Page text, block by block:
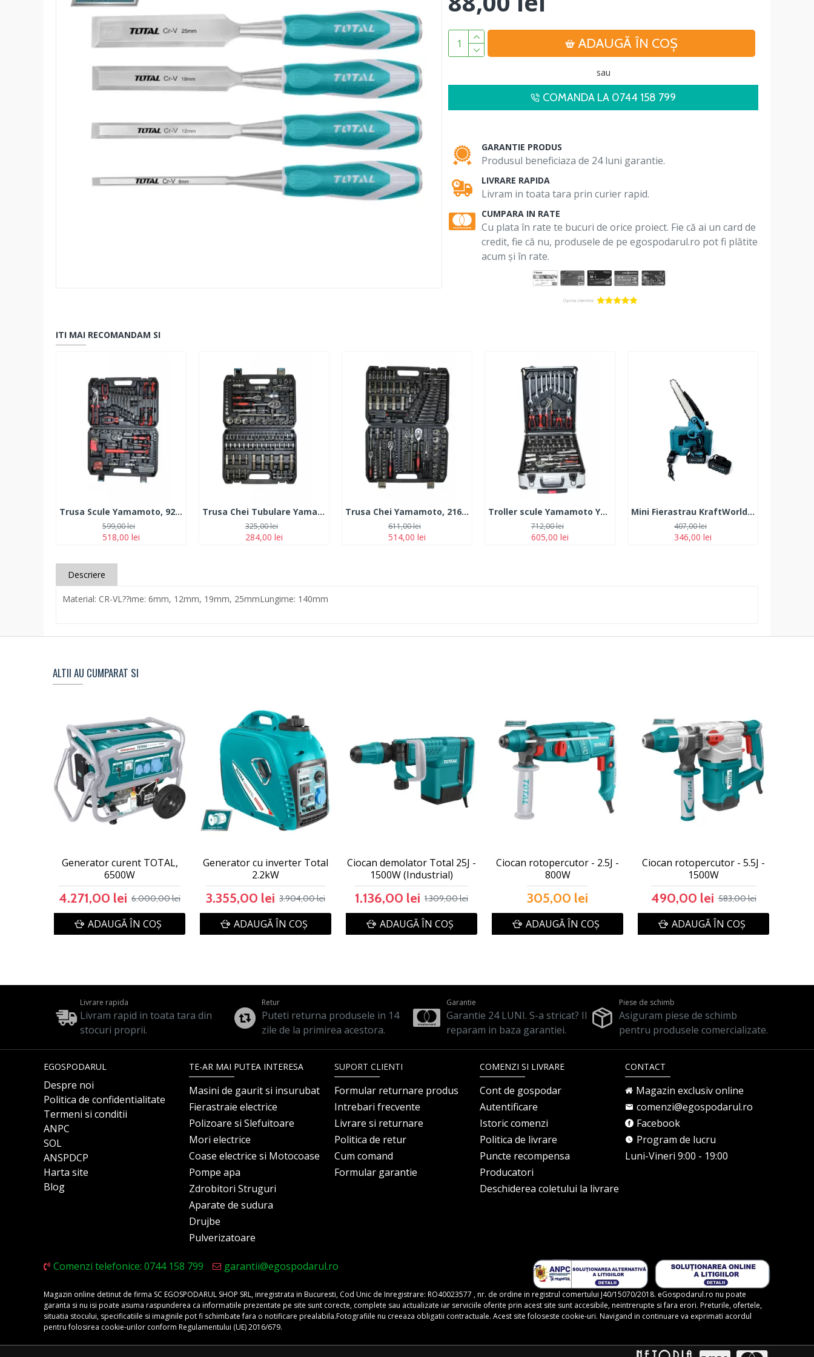
ADAUGĂ ÎN COŞ
sau
COMANDA LA 0744 158 799
GARANTIE PRODUS
Produsul beneficiaza de 24 luni garantie.
LIVRARE RAPIDA
Livram in toata tara prin curier rapid.
CUMPARA IN RATE
Cu plata în rate te bucuri de orice proiect. Fie că ai un card de
credit, fie că nu, produsele de pe egospodarul.ro pot fi plătite
acum și în rate.
ITI MAI RECOMANDAM SI
Trusa Scule Yamamoto, 92 Piese
518,00 lei
599,00 lei
Trusa Chei Tubulare Yamamoto, 108 piese
284,00 lei
325,00 lei
Trusa Chei Yamamoto, 216 piese
514,00 lei
611,00 lei
Troller scule Yamamoto YM-399, 399 Piese
605,00 lei
712,00 lei
Mini Fierastrau KraftWorld GXT cu 2 Acumulatori, 38V, 10Ah, Lama 18 CM
346,00 lei
407,00 lei
Descriere
Material: CR-VL??ime: 6mm, 12mm, 19mm, 25mmLungime: 140mm
ALTII AU CUMPARAT SI
Generator curent TOTAL,
6500W
4.271,00 lei 6.000,00 lei
ADAUGĂ ÎN COŞ
Generator cu inverter Total
2.2kW
3.355,00 lei 3.904,00 lei
ADAUGĂ ÎN COŞ
Ciocan demolator Total 25J -
1500W (Industrial)
1.136,00 lei 1.309,00 lei
ADAUGĂ ÎN COŞ
Ciocan rotopercutor - 2.5J -
800W
305,00 lei
ADAUGĂ ÎN COŞ
Ciocan rotopercutor - 5.5J -
1500W
490,00 lei 583,00 lei
ADAUGĂ ÎN COŞ
Livrare rapida
Livram rapid in toata tara din
stocuri proprii.
Retur
Puteti returna produsele in 14
zile de la primirea acestora.
Garantie
Garantie 24 LUNI. S-a stricat? Il
reparam in baza garantiei.
Piese de schimb
Asiguram piese de schimb
pentru produsele comercializate.
EGOSPODARUL
Despre noi
Politica de confidentialitate
Termeni si conditii
ANPC
SOL
ANSPDCP
Harta site
Blog
TE-AR MAI PUTEA INTERESA
Masini de gaurit si insurubat
Fierastraie electrice
Polizoare si Slefuitoare
Mori electrice
Coase electrice si Motocoase
Pompe apa
Zdrobitori Struguri
Aparate de sudura
Drujbe
Pulverizatoare
SUPORT CLIENTI
Formular returnare produs
Intrebari frecvente
Livrare si returnare
Politica de retur
Cum comand
Formular garantie
COMENZI SI LIVRARE
Cont de gospodar
Autentificare
Istoric comenzi
Politica de livrare
Puncte recompensa
Producatori
Deschiderea coletului la livrare
CONTACT
Magazin exclusiv online
comenzi@egospodarul.ro
Facebook
Program de lucru
Luni-Vineri 9:00 - 19:00
Comenzi telefonice: 0744 158 799 garantii@egospodarul.ro
Magazin online detinut de firma SC EGOSPODARUL SHOP SRL, inregistrata in Bucuresti, Cod Unic de Inregistrare: RO40023577 , nr. de ordine in registrul comertului J40/15070/2018. eGospodarul.ro nu poate
garanta si nu isi poate asuma raspunderea ca informatiile prezentate pe site sunt corecte, complete sau actualizate iar serviciile oferite prin acest site sunt accesibile, neintrerupte si fara erori. Preturile, ofertele,
situatia stocului, specificatiile si imaginile pot fi schimbate fara o notificare prealabila.Fotografiile nu creeaza obligatii contractuale. Acest site foloseste cookie-uri. Navigand in continuare va exprimati acordul
pentru folosirea cookie-urilor conform Regulamentului (UE) 2016/679.